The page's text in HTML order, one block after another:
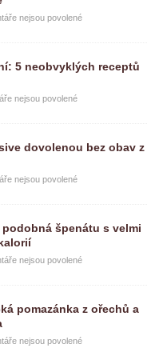
nejsou povolené
5 neobvyklých receptů
nejsou povolené
dovolenou bez obav z
nejsou povolené
špenátu s velmi
nejsou povolené
pomazánka z ořechů a
nejsou povolené